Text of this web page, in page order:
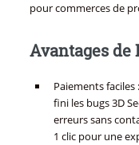
pour commerces de
Avantages de
Paiements
fini les bugs 3D
erreurs sans
1 clic pour une